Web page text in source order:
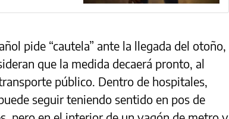
pide “cautela” ante la llegada del otoño,
que la medida decaerá pronto, al
público. Dentro de hospitales,
seguir teniendo sentido en pos de